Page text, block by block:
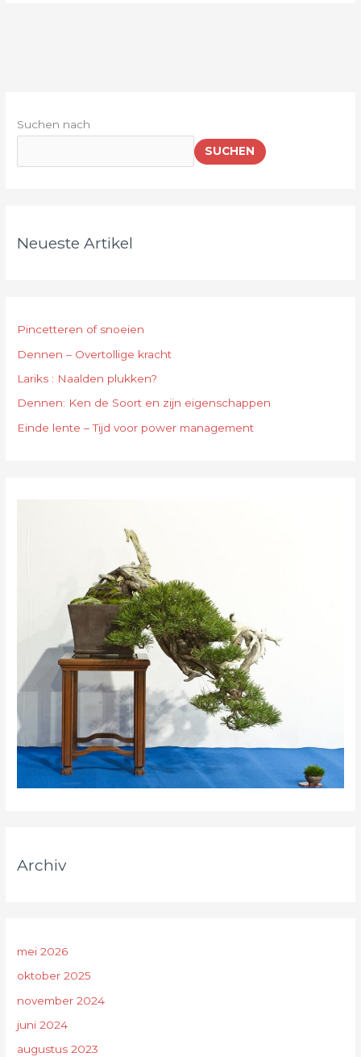
Suchen nach
SUCHEN
Neueste Artikel
Pincetteren of snoeien
Dennen – Overtollige kracht
Lariks : Naalden plukken?
Dennen: Ken de Soort en zijn eigenschappen
Einde lente – Tijd voor power management
Archiv
mei 2026
oktober 2025
november 2024
juni 2024
augustus 2023